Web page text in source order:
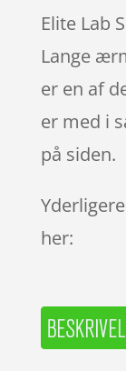
mmelser
Elite Lab
Lange
er en af
er med i
på siden.
her: